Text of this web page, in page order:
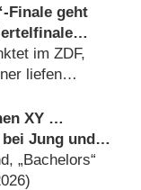
Finale geht
im ZDF,
liefen
XY …
Jung und
„Bachelors“